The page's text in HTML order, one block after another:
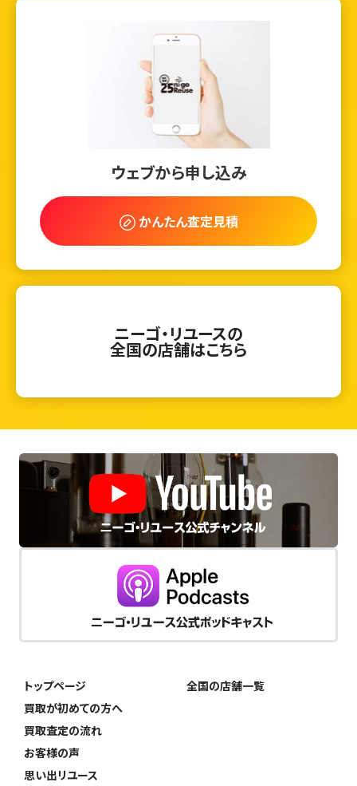
ウェブから申し込み
かんたん査定見積
ニーゴ・リユースの
全国の店舗はこちら
トップページ
買取が初めての方へ
買取査定の流れ
お客様の声
思い出リユース
全国の店舗一覧